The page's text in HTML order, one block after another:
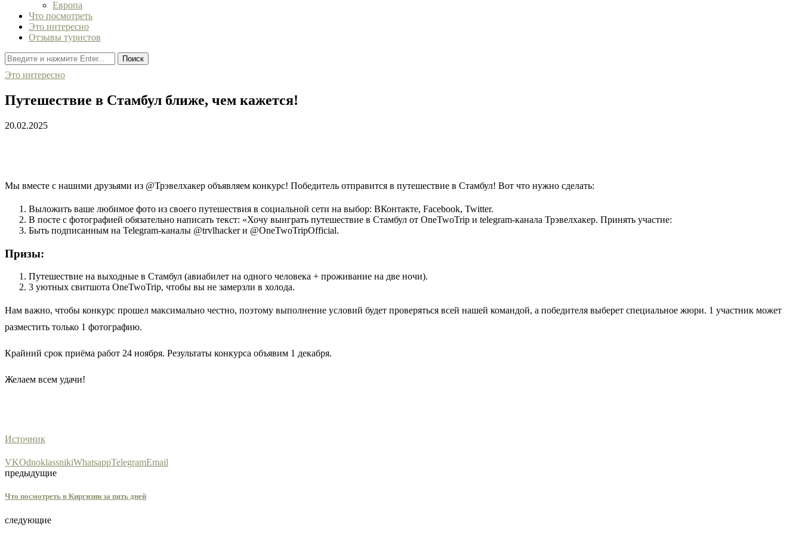
Европа
Что посмотреть
Это интересно
Отзывы туристов
Поиск
Это интересно
Путешествие в Стамбул ближе, чем кажется!
20.02.2025
Мы вместе с нашими друзьями из @Трэвелхакер объявляем конкурс! Победитель отправится в путешествие в Стамбул! Вот что нужно сделать:
Выложить ваше любимое фото из своего путешествия в социальной сети на выбор: ВКонтакте, Facebook, Twitter.
В посте с фотографией обязательно написать текст: «Хочу выиграть путешествие в Стамбул от OneTwoTrip и telegram-канала Трэвелхакер. Принять участие:
Быть подписанным на Telegram-каналы @trvlhacker и @OneTwoTripOfficial.
Призы:
Путешествие на выходные в Стамбул (авиабилет на одного человека + проживание на две ночи).
3 уютных свитшота OneTwoTrip, чтобы вы не замерзли в холода.
Нам важно, чтобы конкурс прошел максимально честно, поэтому выполнение условий будет проверяться всей нашей командой, а победителя выберет специальное жюри. 1 участник может
разместить только 1 фотографию.
Крайний срок приёма работ 24 ноября. Результаты конкурса объявим 1 декабря.
Желаем всем удачи!
Источник
VKOdnoklassnikiWhatsappTelegramEmail
предыдущие
Что посмотреть в Киргизии за пять дней
следующие